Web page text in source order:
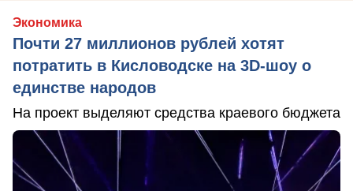
Экономика
Почти 27 миллионов рублей хотят
потратить в Кисловодске на 3D-шоу о
единстве народов
На проект выделяют средства краевого бюджета